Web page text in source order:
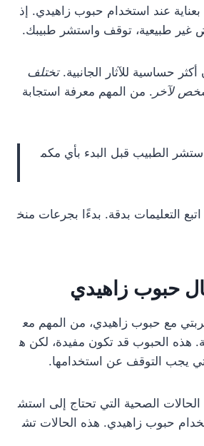
عند استخدام حبوب زاهيدي. إذ
غير طبيعية، توقف واستشر طبيبك.
حساسية للآثار الجانبية.تختلف
لآخر . من المهم معرفة استجابة
الطبيب قبل البدء بأي مكم
التعليمات بدقة. بدءًا بجرعات منخ
حبوب زاهيدي
مع حبوب زاهيدي، من المهم مع
هذه الحبوب قد تكون مفيدة، لكن ه
يجب التوقف عن استخدامها.
الصحية التي تحتاج إلى استش
حبوب زاهيدي. هذه الحالات تش